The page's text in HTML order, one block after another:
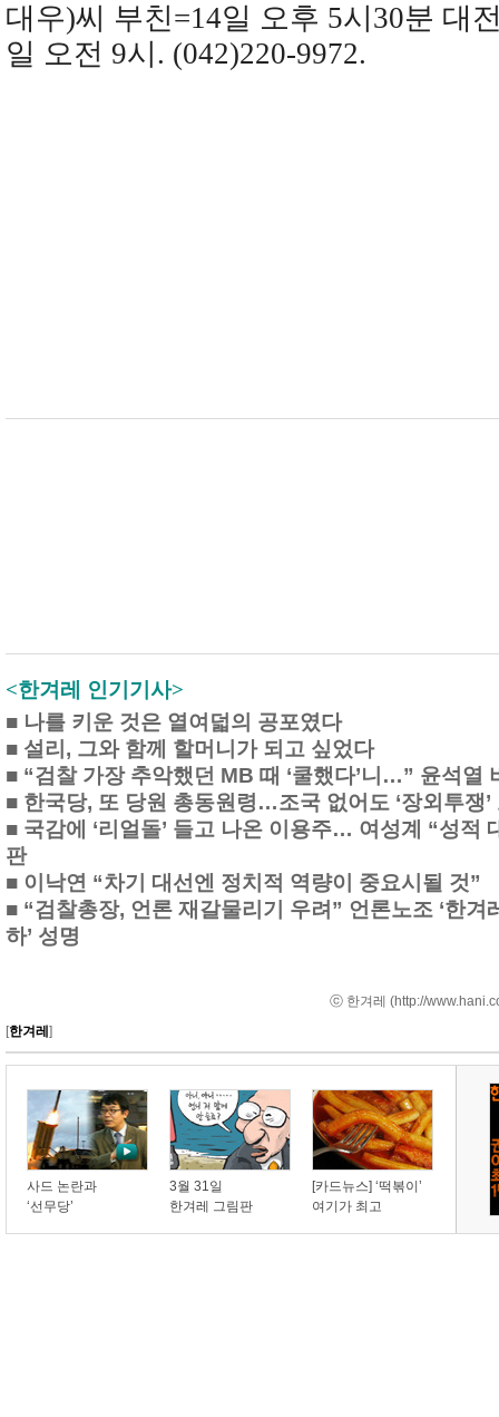
대우)씨 부친=14일 오후 5시30분 대
일 오전 9시. (042)220-9972.
<한겨레 인기기사>
■ 나를 키운 것은 열여덟의 공포였다
■ 설리, 그와 함께 할머니가 되고 싶었다
■ “검찰 가장 추악했던 MB 때 ‘쿨했다’니…” 윤석열
■ 한국당, 또 당원 총동원령…조국 없어도 ‘장외투쟁’
■ 국감에 ‘리얼돌’ 들고 나온 이용주… 여성계 “성적
판
■ 이낙연 “차기 대선엔 정치적 역량이 중요시될 것”
■ “검찰총장, 언론 재갈물리기 우려” 언론노조 ‘한겨
하’ 성명
ⓒ 한겨레 (http://
[한겨레 ]
사드 논란과
‘선무당’
3월 31일
한겨레 그림판
[카드뉴스] ‘떡볶이’
여기가 최고